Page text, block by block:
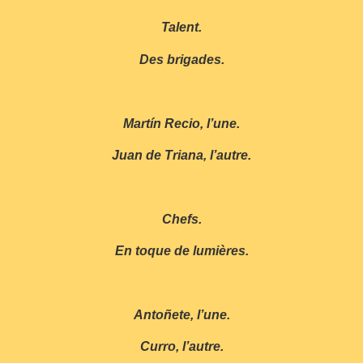
Talent.
Des brigades.
Martín Recio, l’une.
Juan de Triana, l’autre.
Chefs.
En toque de lumières.
Antoñete, l’une.
Curro, l’autre.